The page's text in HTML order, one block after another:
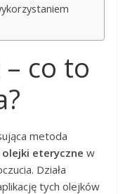
co to
metoda
olejki eteryczne w
Działa
tych olejków